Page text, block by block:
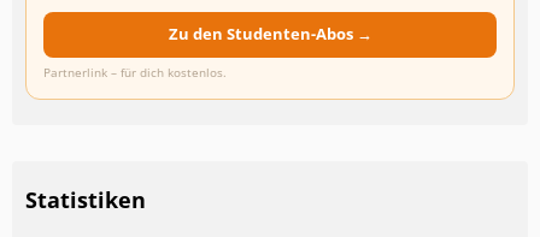
Zu den Studenten-Abos →
Partnerlink – für dich kostenlos.
Statistiken